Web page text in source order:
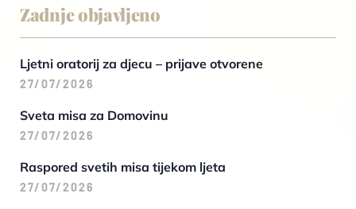
Zadnje objavljeno
Ljetni oratorij za djecu – prijave otvorene
27/07/2026
Sveta misa za Domovinu
27/07/2026
Raspored svetih misa tijekom ljeta
27/07/2026